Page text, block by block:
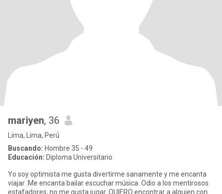
mariyen, 36
Lima, Lima, Perú
Buscando: Hombre 35 - 49
Educación: Diploma Universitario
Yo soy optimista me gusta divertirme sanamente y me encanta
viajar .Me encanta bailar escuchar música. Odio a los mentirosos
estafadores, no me gusta jugar. QUIERO encontrar a alguien con